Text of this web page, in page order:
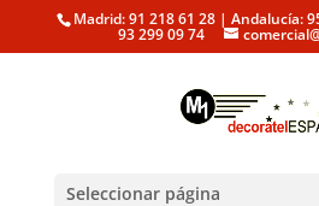
Madrid: 91 218 61 28 | Andalucía:
93 299 09 74
Seleccionar página